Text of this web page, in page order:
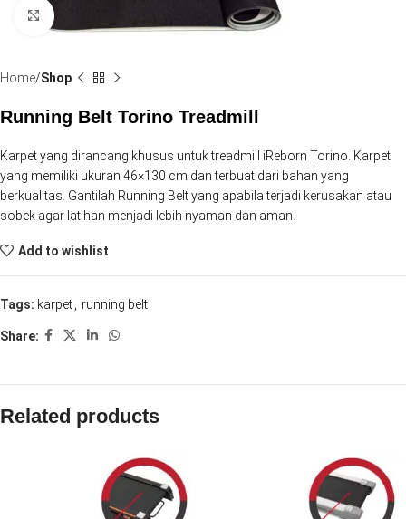
Click to enlarge
Home Shop
Running Belt Torino Treadmill
Karpet yang dirancang khusus untuk treadmill iReborn Torino. Karpet
yang memiliki ukuran 46×130 cm dan terbuat dari bahan yang
berkualitas. Gantilah Running Belt yang apabila terjadi kerusakan atau
sobek agar latihan menjadi lebih nyaman dan aman.
Add to wishlist
Tags: karpet running belt
Share:
Related products